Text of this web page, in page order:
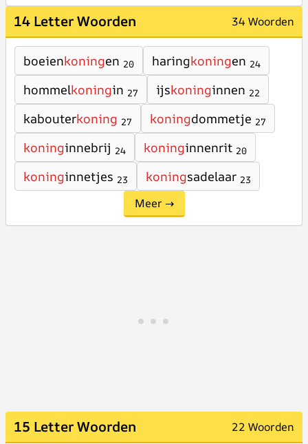
14 Letter Woorden 34 Woorden
boeienkoningen 20 haringkoningen 24
hommelkoningin 27 ijskoninginnen 22
kabouterkoning 27 koningdommetje 27
koninginnebrij 24 koninginnenrit 20
koninginnetjes 23 koningsadelaar 23
Meer →
15 Letter Woorden 22 Woorden